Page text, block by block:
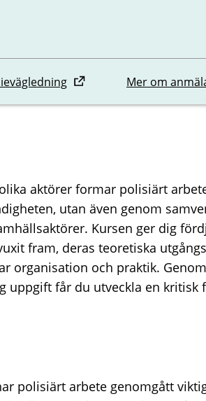
Mer om
aktörer formar polisiärt
utan även genom
Kursen ger dig
fram, deras teoretiska
organisation och praktik.
uppgift får du utveckla en kritisk
polisiärt arbete genomgått